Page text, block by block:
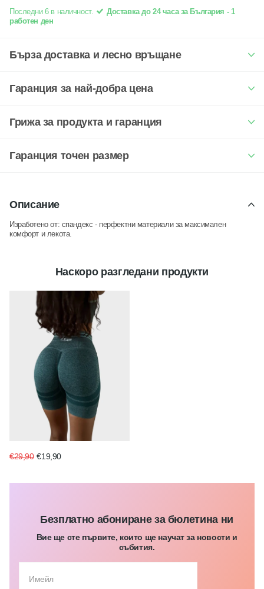
Последни 6 в наличност.
Доставка до 24 часа за България - 1
работен ден
Бърза доставка и лесно връщане
Гаранция за най-добра цена
Грижа за продукта и гаранция
Гаранция точен размер
Описание
Изработено от: спандекс - перфектни материали за максимален
комфорт и лекота.
Наскоро разгледани продукти
€29,90 €19,90
Безплатно абониране за бюлетина ни
Вие ще сте първите, които ще научат за новости и
събития.